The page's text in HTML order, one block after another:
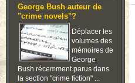
George Bush auteur de
"crime novels"?
Déplacer les
volumes des
mémoires de
George
Bush récemment parus dans
la section "crime fiction" ...